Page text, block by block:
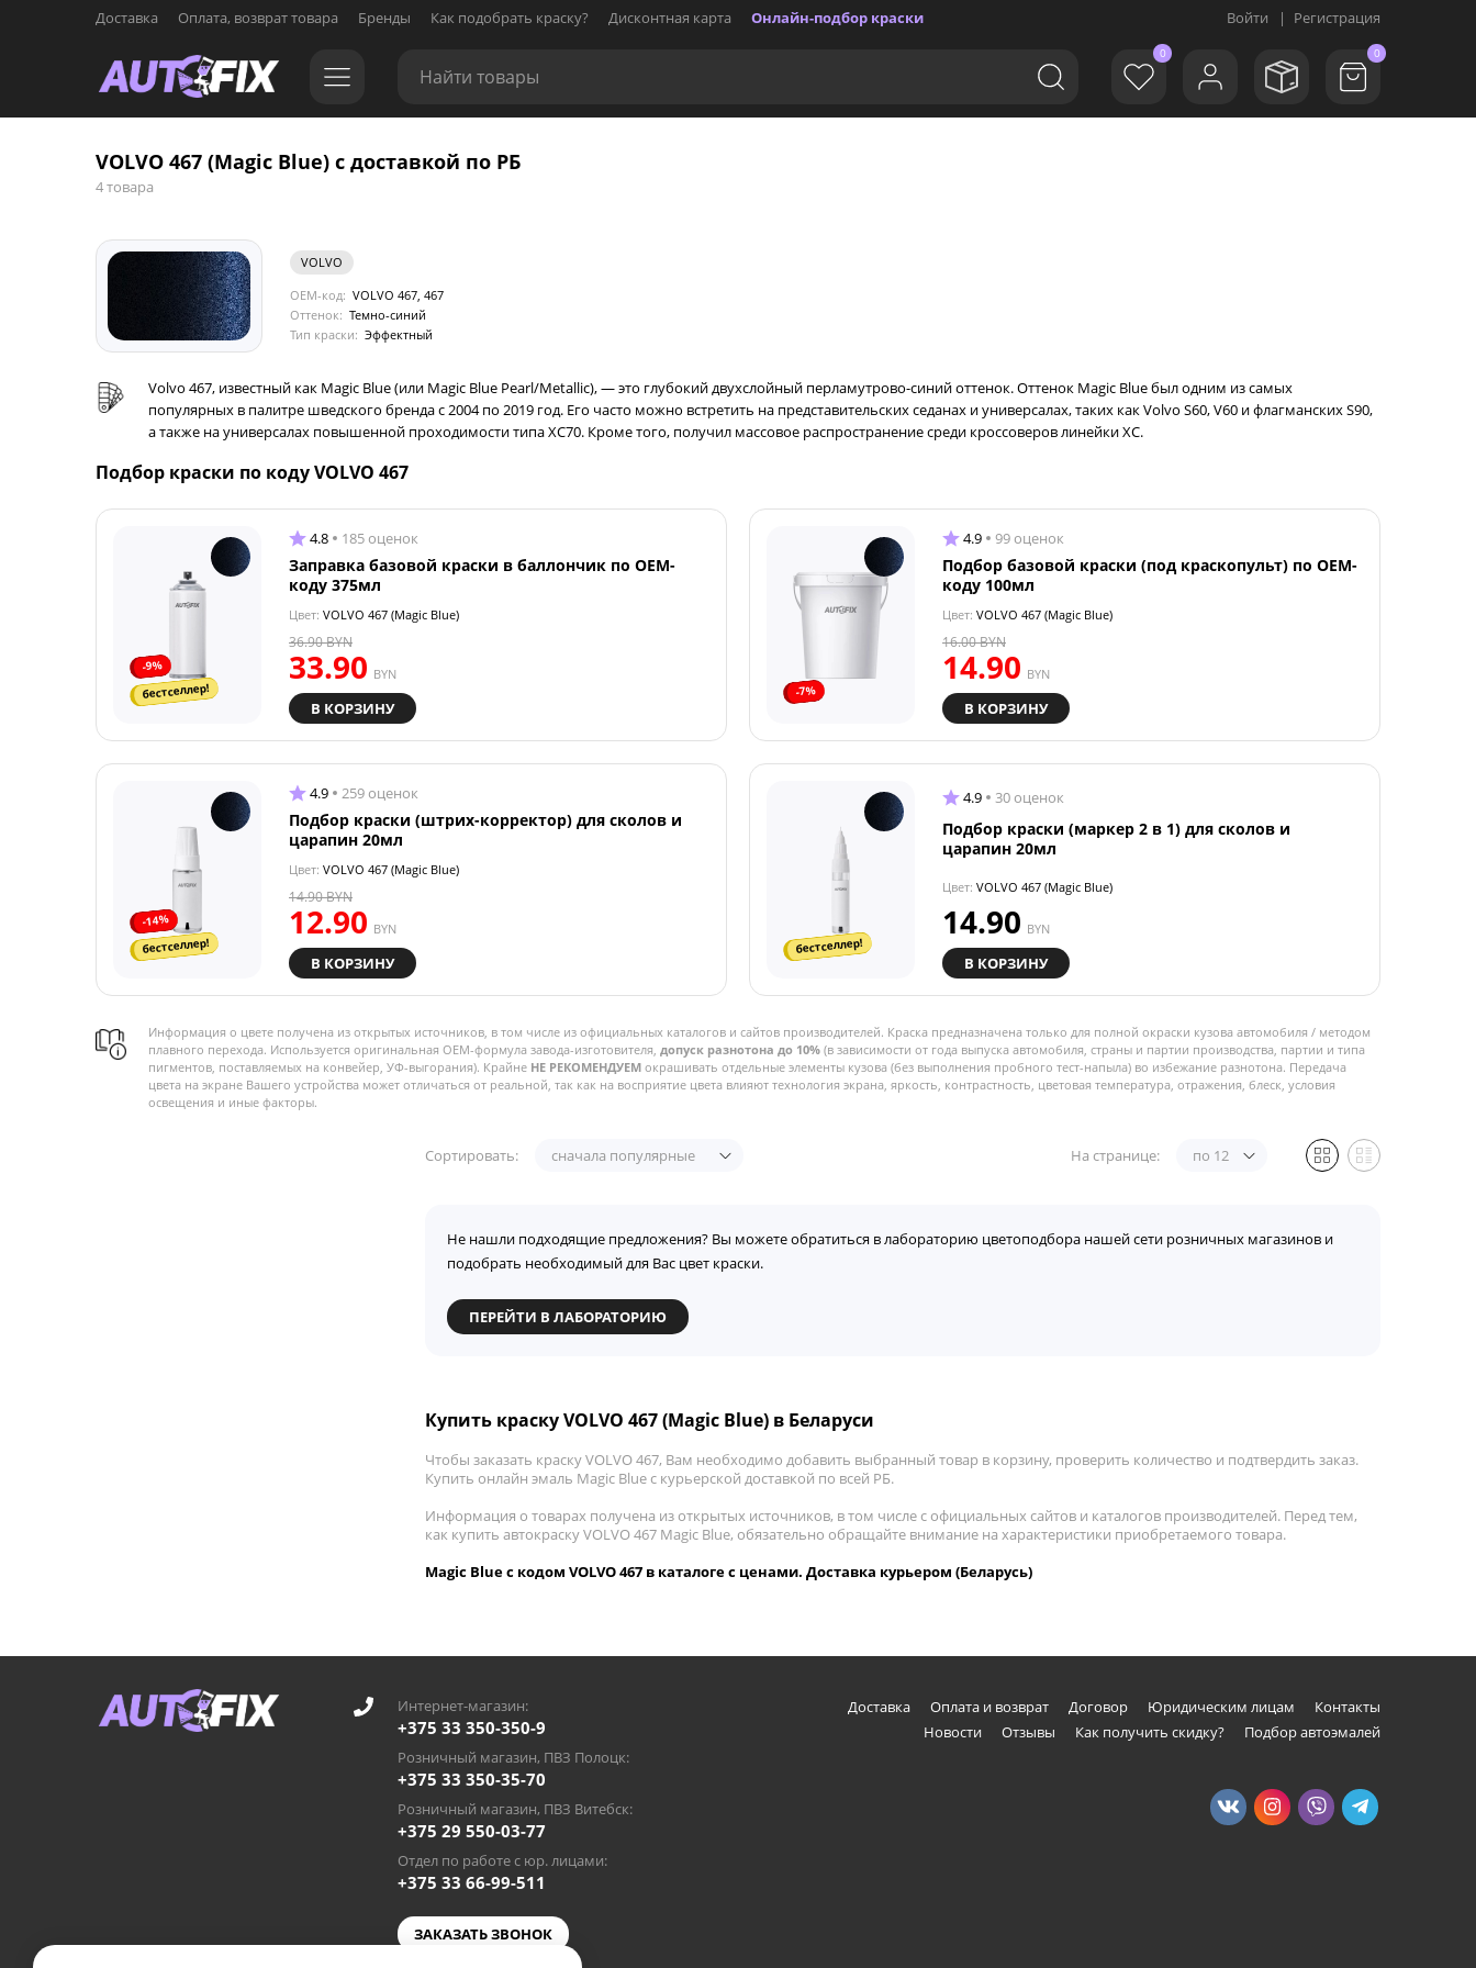
Доставка Оплата, возврат товара Бренды Как подобрать краску? Дисконтная карта Онлайн-подбор краски Войти | Регистрация
0 0
VOLVO 467 (Magic Blue) с доставкой по РБ
4 товара
VOLVO
OEM-код: VOLVO 467, 467
Оттенок: Темно-синий
Тип краски: Эффектный
Volvo 467, известный как Magic Blue (или Magic Blue Pearl/Metallic), — это глубокий двухслойный перламутрово-синий оттенок. Оттенок Magic Blue был одним из самых
популярных в палитре шведского бренда с 2004 по 2019 год. Его часто можно встретить на представительских седанах и универсалах, таких как Volvo S60, V60 и флагманских S90,
а также на универсалах повышенной проходимости типа XC70. Кроме того, получил массовое распространение среди кроссоверов линейки XC.
Подбор краски по коду VOLVO 467
-9%
бестселлер!
4.8 185 оценок
Заправка базовой краски в баллончик по OEM-
коду 375мл
Цвет: VOLVO 467 (Magic Blue)
33.90 BYN
36.90BYN
В КОРЗИНУ
-7%
4.9 99 оценок
Подбор базовой краски (под краскопульт) по OEM-
коду 100мл
Цвет: VOLVO 467 (Magic Blue)
14.90 BYN
16.00BYN
В КОРЗИНУ
-14%
бестселлер!
4.9 259 оценок
Подбор краски (штрих-корректор) для сколов и
царапин 20мл
Цвет: VOLVO 467 (Magic Blue)
12.90 BYN
14.90BYN
В КОРЗИНУ
бестселлер!
4.9 30 оценок
Подбор краски (маркер 2 в 1) для сколов и
царапин 20мл
Цвет: VOLVO 467 (Magic Blue)
14.90 BYN
В КОРЗИНУ
Информация о цвете получена из открытых источников, в том числе из официальных каталогов и сайтов производителей. Краска предназначена только для полной окраски кузова автомобиля / методом
плавного перехода. Используется оригинальная OEM-формула завода-изготовителя, допуск разнотона до 10% (в зависимости от года выпуска автомобиля, страны и партии производства, партии и типа
пигментов, поставляемых на конвейер, УФ-выгорания). Крайне НЕ РЕКОМЕНДУЕМ окрашивать отдельные элементы кузова (без выполнения пробного тест-напыла) во избежание разнотона. Передача
цвета на экране Вашего устройства может отличаться от реальной, так как на восприятие цвета влияют технология экрана, яркость, контрастность, цветовая температура, отражения, блеск, условия
освещения и иные факторы.
Сортировать: сначала популярные На странице: по 12
Не нашли подходящие предложения? Вы можете обратиться в лабораторию цветоподбора нашей сети розничных магазинов и
подобрать необходимый для Вас цвет краски.
ПЕРЕЙТИ В ЛАБОРАТОРИЮ
Купить краску VOLVO 467 (Magic Blue) в Беларуси
Чтобы заказать краску VOLVO 467, Вам необходимо добавить выбранный товар в корзину, проверить количество и подтвердить заказ.
Купить онлайн эмаль Magic Blue с курьерской доставкой по всей РБ.
Информация о товарах получена из открытых источников, в том числе с официальных сайтов и каталогов производителей. Перед тем,
как купить автокраску VOLVO 467 Magic Blue, обязательно обращайте внимание на характеристики приобретаемого товара.
Magic Blue с кодом VOLVO 467 в каталоге с ценами. Доставка курьером (Беларусь)
Интернет-магазин:
+375 33 350-350-9
Розничный магазин, ПВЗ Полоцк:
+375 33 350-35-70
Розничный магазин, ПВЗ Витебск:
+375 29 550-03-77
Отдел по работе с юр. лицами:
+375 33 66-99-511
ЗАКАЗАТЬ ЗВОНОК
Доставка Оплата и возврат Договор Юридическим лицам
Контакты
Новости
Отзывы Как получить скидку? Подбор автоэмалей